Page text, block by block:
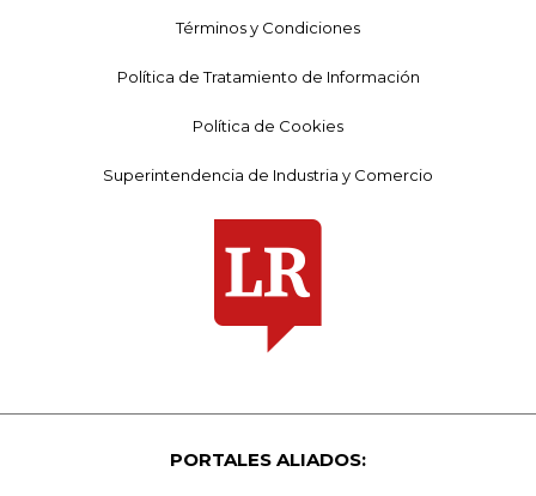
Términos y Condiciones
Política de Tratamiento de Información
Política de Cookies
Superintendencia de Industria y Comercio
PORTALES ALIADOS: